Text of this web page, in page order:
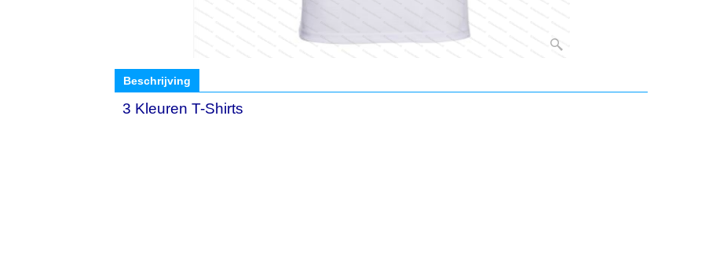
Beschrijving
3 Kleuren T-Shirts